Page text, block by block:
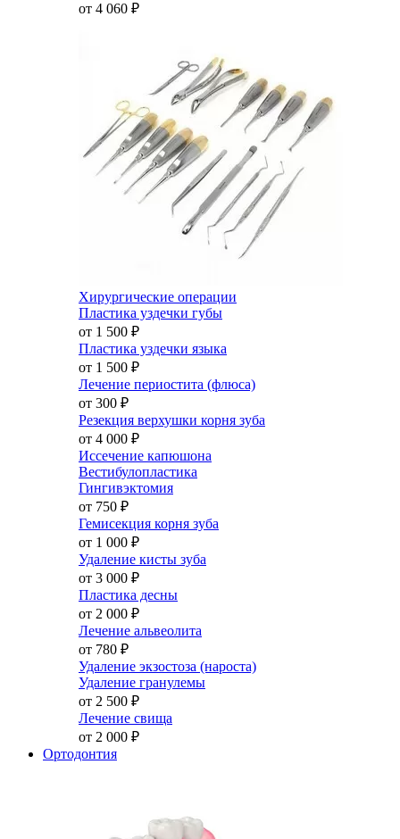
от 4 060 ₽
Хирургические операции
Пластика уздечки губы
от 1 500 ₽
Пластика уздечки языка
от 1 500 ₽
Лечение периостита (флюса)
от 300 ₽
Резекция верхушки корня зуба
от 4 000 ₽
Иссечение капюшона
Вестибулопластика
Гингивэктомия
от 750 ₽
Гемисекция корня зуба
от 1 000 ₽
Удаление кисты зуба
от 3 000 ₽
Пластика десны
от 2 000 ₽
Лечение альвеолита
от 780 ₽
Удаление экзостоза (нароста)
Удаление гранулемы
от 2 500 ₽
Лечение свища
от 2 000 ₽
Ортодонтия